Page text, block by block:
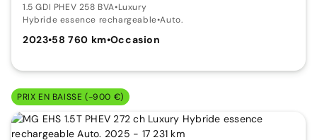
1.5 GDI PHEV 258 BVA•Luxury
Hybride essence rechargeable•Auto.
2023•58 760 km•Occasion
PRIX EN BAISSE (-900 €)